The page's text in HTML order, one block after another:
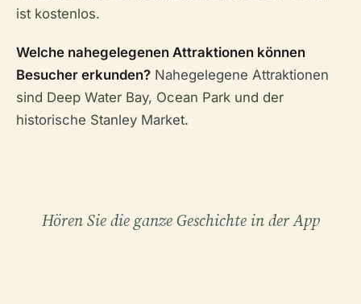
ist kostenlos.
Welche nahegelegenen Attraktionen können
Besucher erkunden? Nahegelegene Attraktionen
sind Deep Water Bay, Ocean Park und der
historische Stanley Market.
Hören Sie die ganze Geschichte in der App